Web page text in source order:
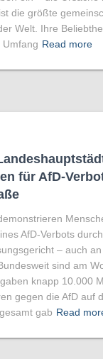
die größte
Welt. Ihre
Read more
für AfD-
AfD-Verbots
– auch
sind am
knapp 10.000
gegen die AfD auf
gab Read